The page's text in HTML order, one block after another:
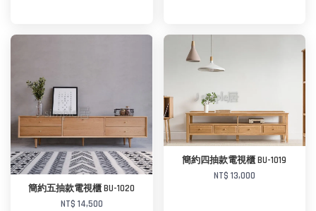
加入購物車
簡約五抽款電視櫃 BU-1020
NT$ 14,500
簡約四抽款電視櫃 BU-1019
NT$ 13,000